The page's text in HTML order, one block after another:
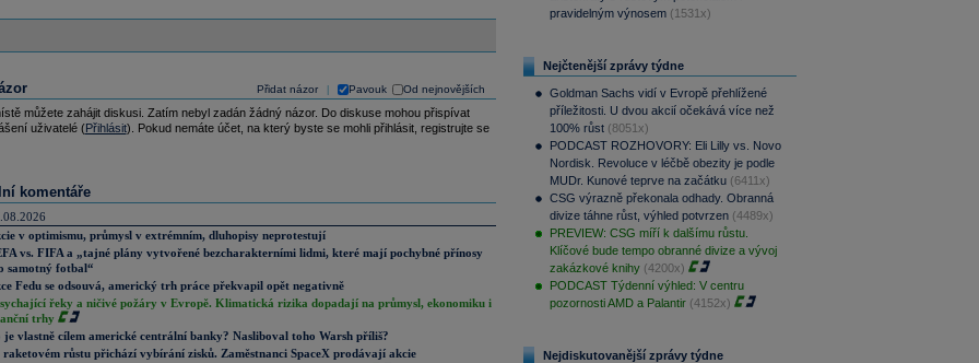
Přidat názor Pavouk Od nejnovějších
můžete zahájit diskusi. Zatím nebyl zadán žádný názor. Do diskuse mohou přispívat
uživatelé (Přihlásit). Pokud nemáte účet, na který byste se mohli přihlásit, registrujte se
komentáře
v optimismu, průmysl v extrémním, dluhopisy neprotestují
vs. FIFA a „tajné plány vytvořené bezcharakterními lidmi, které mají pochybné přínosy
samotný fotbal“
Fedu se odsouvá, americký trh práce překvapil opět negativně
řeky a ničivé požáry v Evropě. Klimatická rizika dopadají na průmysl, ekonomiku i
trhy
je vlastně cílem americké centrální banky? Nasliboval toho Warsh příliš?
raketovém růstu přichází vybírání zisků. Zaměstnanci SpaceX prodávají akcie
pravidelným výnosem (1531x)
Nejčtenější zprávy týdne
Goldman Sachs vidí v Evropě přehlížené
příležitosti. U dvou akcií očekává více než
100% růst (8051x)
PODCAST ROZHOVORY: Eli Lilly vs. Novo
Nordisk. Revoluce v léčbě obezity je podle
MUDr. Kunové teprve na začátku (6411x)
CSG výrazně překonala odhady. Obranná
divize táhne růst, výhled potvrzen (4489x)
PREVIEW: CSG míří k dalšímu růstu.
Klíčové bude tempo obranné divize a vývoj
zakázkové knihy (4200x)
PODCAST Týdenní výhled: V centru
pozornosti AMD a Palantir (4152x)
Nejdiskutovanější zprávy týdne